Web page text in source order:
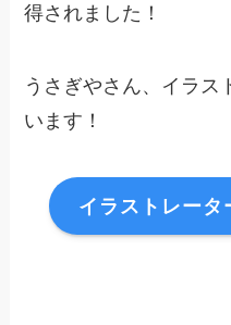
得されました！
うさぎやさん、イラス
います！
イラストレータ